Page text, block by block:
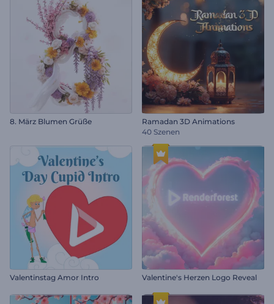
8. März Blumen Grüße
Ramadan 3D Animations
40 Szenen
Valentinstag Amor Intro Valentine's Herzen Logo Reveal